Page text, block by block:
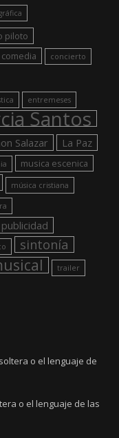
piloto
comedia concierto
entremeses
Santos
Salazar La Paz
musica escenica
música cristiana
publicidad
sintonía
trailer
o el lenguaje de
o el lenguaje de las